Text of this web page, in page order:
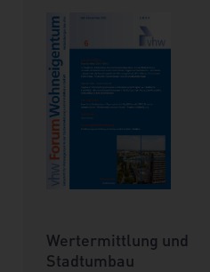
Wertermittlung und
Stadtumbau